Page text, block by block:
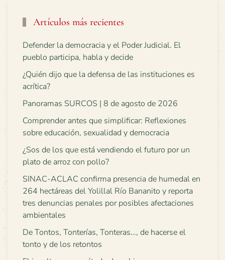
Artículos más recientes
Defender la democracia y el Poder Judicial. El
pueblo participa, habla y decide
¿Quién dijo que la defensa de las instituciones es
acrítica?
Panoramas SURCOS | 8 de agosto de 2026
Comprender antes que simplificar: Reflexiones
sobre educación, sexualidad y democracia
¿Sos de los que está vendiendo el futuro por un
plato de arroz con pollo?
SINAC-ACLAC confirma presencia de humedal en
264 hectáreas del Yolillal Río Bananito y reporta
tres denuncias penales por posibles afectaciones
ambientales
De Tontos, Tonterías, Tonteras…, de hacerse el
tonto y de los retontos